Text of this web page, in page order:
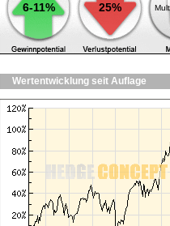
6-11% 25%
Wertentwicklung seit Auflage